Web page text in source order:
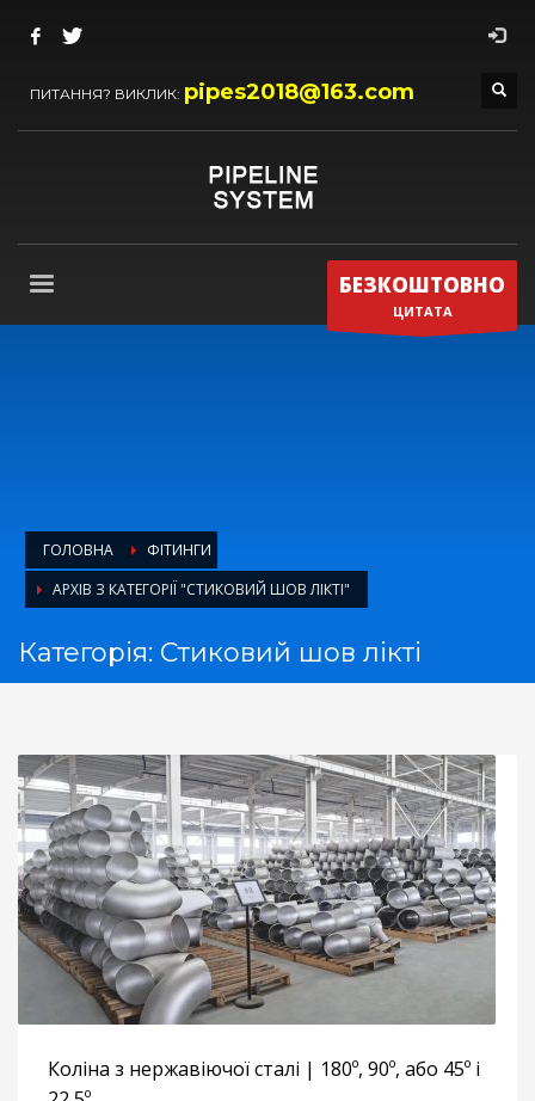
ПИТАННЯ? ВИКЛИК: pipes2018@163.com
БЕЗКОШТОВНО
ЦИТАТА
ГОЛОВНА
ФІТИНГИ
АРХІВ З КАТЕГОРІЇ "СТИКОВИЙ ШОВ ЛІКТІ"
Категорія: Стиковий шов лікті
Коліна з нержавіючої сталі | 180º, 90º, або 45º і